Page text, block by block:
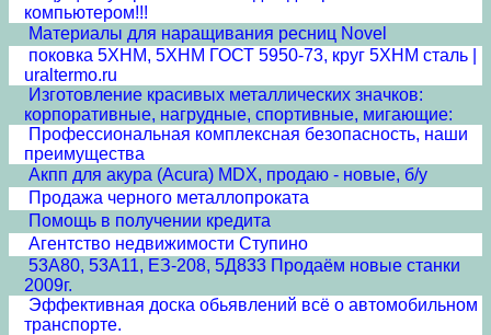
компьютером!!!
Материалы для наращивания ресниц Novel
поковка 5ХНМ, 5ХНМ ГОСТ 5950-73, круг 5ХНМ сталь |
uraltermo.ru
Изготовление красивых металлических значков:
корпоративные, нагрудные, спортивные, мигающие:
Профессиональная комплексная безопасность, наши
преимущества
Акпп для акура (Acura) MDX, продаю - новые, б/у
Продажа черного металлопроката
Помощь в получении кредита
Агентство недвижимости Ступино
53А80, 53А11, ЕЗ-208, 5Д833 Продаём новые станки
2009г.
Эффективная доска обьявлений всё о автомобильном
транспорте.